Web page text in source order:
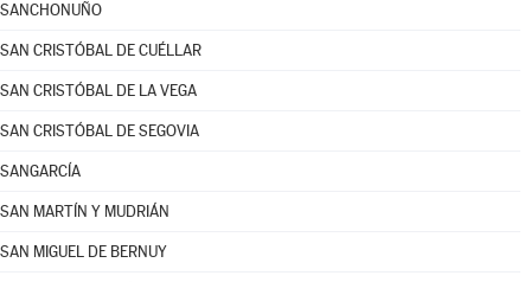
SANCHONUÑO
SAN CRISTÓBAL DE CUÉLLAR
SAN CRISTÓBAL DE LA VEGA
SAN CRISTÓBAL DE SEGOVIA
SANGARCÍA
SAN MARTÍN Y MUDRIÁN
SAN MIGUEL DE BERNUY